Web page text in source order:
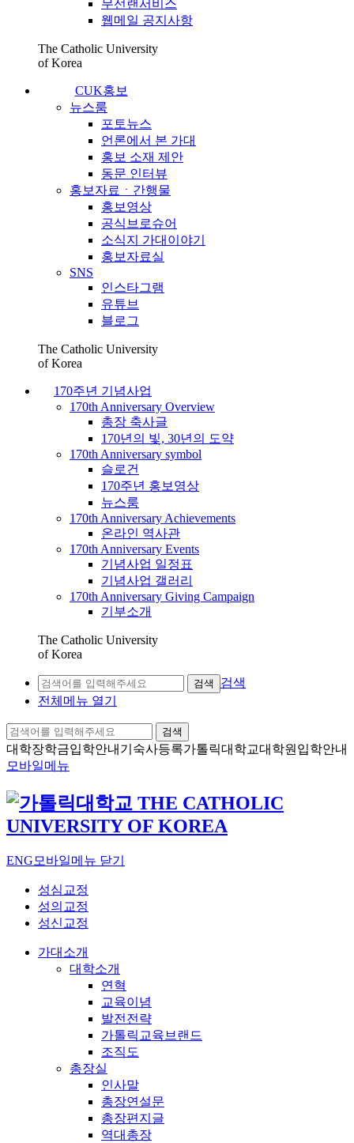
무선랜서비스
웹메일 공지사항
The Catholic University
of Korea
CUK홍보
뉴스룸
포토뉴스
언론에서 본 가대
홍보 소재 제안
동문 인터뷰
홍보자료ㆍ간행물
홍보영상
공식브로슈어
소식지 가대이야기
홍보자료실
SNS
인스타그램
유튜브
블로그
The Catholic University
of Korea
170주년 기념사업
170th Anniversary Overview
총장 축사글
170년의 빛, 30년의 도약
170th Anniversary symbol
슬로건
170주년 홍보영상
뉴스룸
170th Anniversary Achievements
온라인 역사관
170th Anniversary Events
기념사업 일정표
기념사업 갤러리
170th Anniversary Giving Campaign
기부소개
The Catholic University
of Korea
검색
검색
전체메뉴 열기
검색
대학장학금입학안내 기숙사등록가톨릭대학교대학원입학안내
모바일메뉴
ENG 모바일메뉴 닫기
성심교정
성의교정
성신교정
가대소개
대학소개
연혁
교육이념
발전전략
가톨릭교육브랜드
조직도
총장실
인사말
총장연설문
총장편지글
역대총장